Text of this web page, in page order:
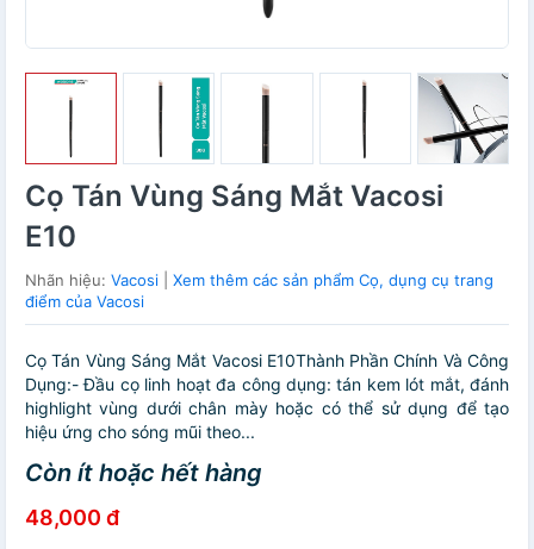
Cọ Tán Vùng Sáng Mắt Vacosi
E10
Nhãn hiệu: Vacosi
Xem thêm các sản phẩm Cọ, dụng cụ trang
điểm của Vacosi
Cọ Tán Vùng Sáng Mắt Vacosi E10Thành Phần Chính Và Công
Dụng:- Đầu cọ linh hoạt đa công dụng: tán kem lót mắt, đánh
highlight vùng dưới chân mày hoặc có thể sử dụng để tạo
hiệu ứng cho sóng mũi theo...
Còn ít hoặc hết hàng
48,000 đ